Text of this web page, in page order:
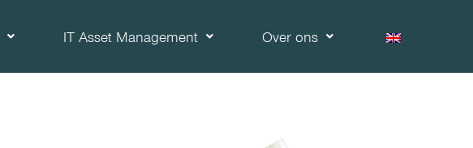
IT Asset Management Over ons